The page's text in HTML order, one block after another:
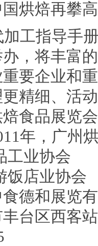
烘焙再攀
加工指导手
，将丰富
要企业和
精细、活
食品展览
年，广州
工业协会
饭店业协会
德和展览
台区西客